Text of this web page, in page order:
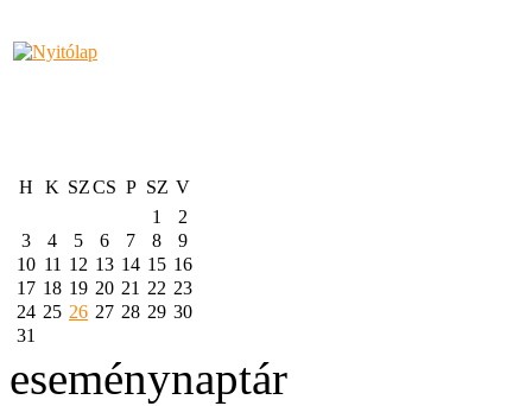
H K SZCS P SZ V
1
2
3
4 5 6 7 8
9
10 11 12 13 14 15 16
17 18 19 20 21 22 23
24 25 26 27 28 29 30
31
eseménynaptár